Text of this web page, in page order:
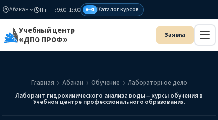
Абакан Пн–Пт: 9:00–18:00 А–Я Каталог курсов
Учебный центр
«ДПО ПРОФ»
Главная Абакан Обучение
Лабораторное дело
Лаборант гидрохимического анализа воды – курсы обучения в
Учебном центре профессионального образования.